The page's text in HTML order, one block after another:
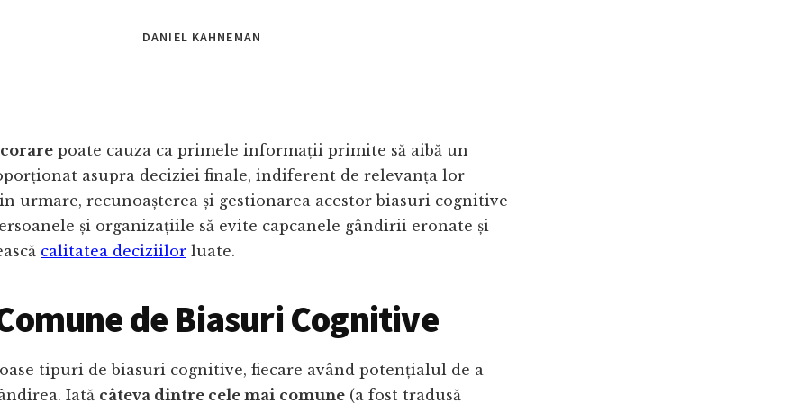
DANIEL KAHNEMAN
poate cauza ca primele informații primite să aibă un
asupra deciziei finale, indiferent de relevanța lor
urmare, recunoașterea și gestionarea acestor biasuri cognitive
și organizațiile să evite capcanele gândirii eronate și
calitatea deciziilor luate.
de Biasuri Cognitive
tipuri de biasuri cognitive, fiecare având potențialul de a
Iată câteva dintre cele mai comune (a fost tradusă